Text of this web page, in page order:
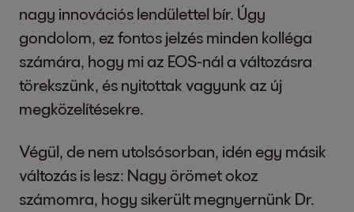
nagy innovációs lendülettel bír. Úgy
gondolom, ez fontos jelzés minden kolléga
számára, hogy mi az EOS-nál a változásra
törekszünk, és nyitottak vagyunk az új
megközelítésekre.
Végül, de nem utolsósorban, idén egy másik
változás is lesz: Nagy örömet okoz
számomra, hogy sikerült megnyernünk Dr.